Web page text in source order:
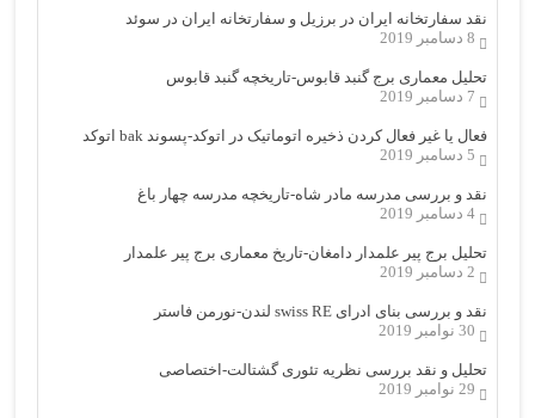
نقد سفارتخانه ایران در برزیل و سفارتخانه ایران در سوئد
8 دسامبر 2019
تحلیل معماری برج گنبد قابوس-تاریخچه گنبد قابوس
7 دسامبر 2019
فعال یا غیر فعال کردن ذخیره اتوماتیک در اتوکد-پسوند bak اتوکد
5 دسامبر 2019
نقد و بررسی مدرسه مادر شاه-تاریخچه مدرسه چهار باغ
4 دسامبر 2019
تحلیل برج پیر علمدار دامغان-تاریخ معماری برج پیر علمدار
2 دسامبر 2019
نقد و بررسی بنای ادرای swiss RE لندن-نورمن فاستر
30 نوامبر 2019
تحلیل و نقد بررسی نظریه تئوری گشتالت-اختصاصی
29 نوامبر 2019